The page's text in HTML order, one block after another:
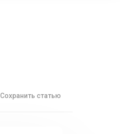
Сохранить статью